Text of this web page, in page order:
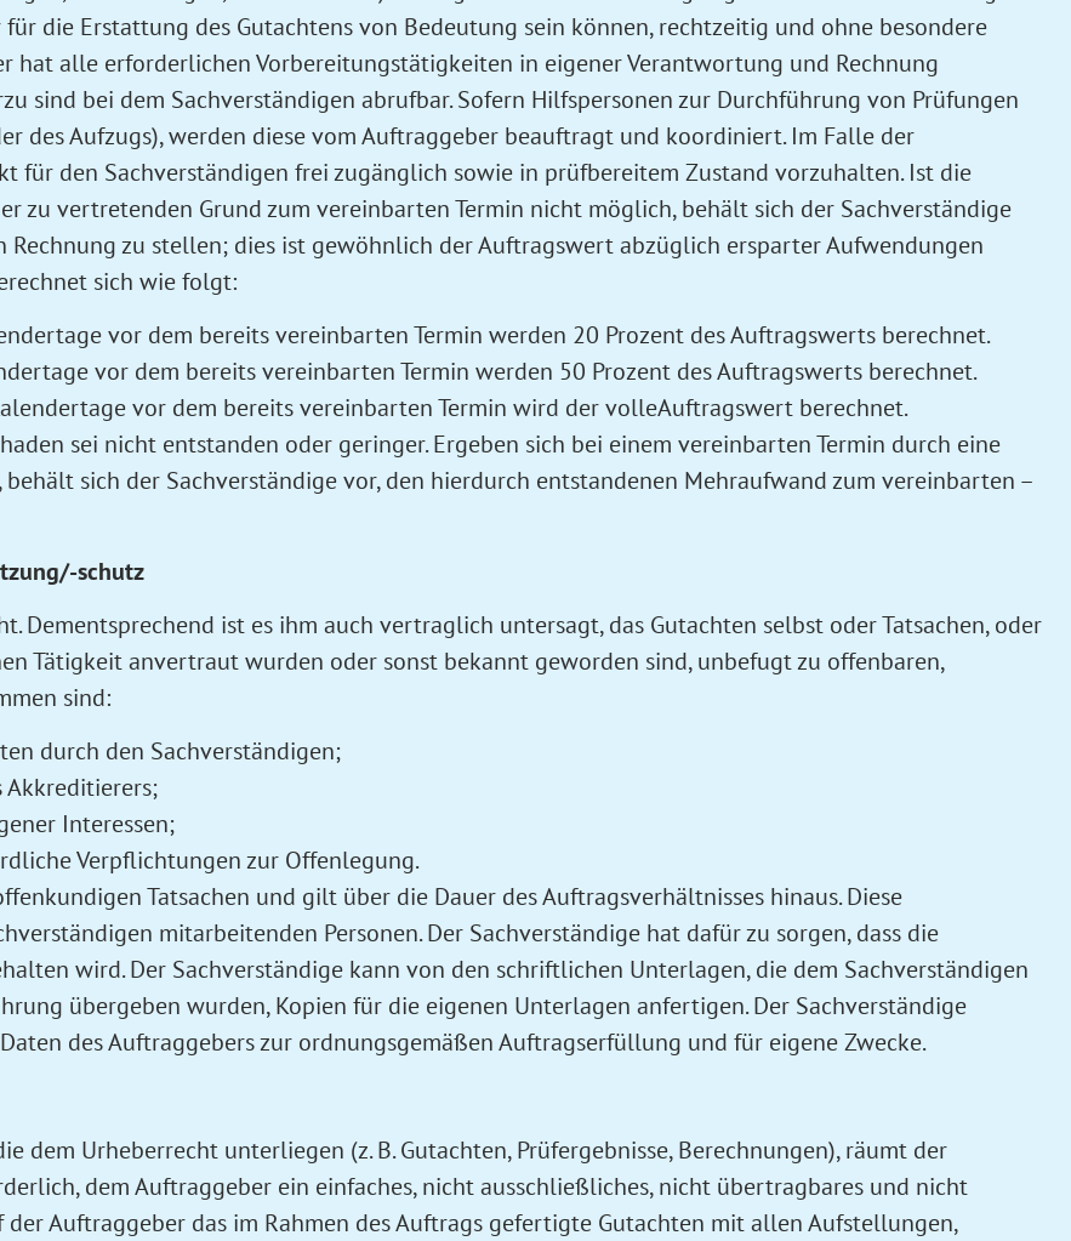
die Erstattung des Gutachtens von Bedeutung sein können, rechtzeitig und ohne besondere
hat alle erforderlichen Vorbereitungstätigkeiten in eigener Verantwortung und Rechnung
sind bei dem Sachverständigen abrufbar. Sofern Hilfspersonen zur Durchführung von Prüfungen
des Aufzugs), werden diese vom Auftraggeber beauftragt und koordiniert. Im Falle der
für den Sachverständigen frei zugänglich sowie in prüfbereitem Zustand vorzuhalten. Ist die
zu vertretenden Grund zum vereinbarten Termin nicht möglich, behält sich der Sachverständige
Rechnung zu stellen; dies ist gewöhnlich der Auftragswert abzüglich ersparter Aufwendungen
sich wie folgt:
vor dem bereits vereinbarten Termin werden 20 Prozent des Auftragswerts berechnet.
vor dem bereits vereinbarten Termin werden 50 Prozent des Auftragswerts berechnet.
vor dem bereits vereinbarten Termin wird der volleAuftragswert berechnet.
sei nicht entstanden oder geringer. Ergeben sich bei einem vereinbarten Termin durch eine
sich der Sachverständige vor, den hierdurch entstandenen Mehraufwand zum vereinbarten –
schutz
Dementsprechend ist es ihm auch vertraglich untersagt, das Gutachten selbst oder Tatsachen, oder
Tätigkeit anvertraut wurden oder sonst bekannt geworden sind, unbefugt zu offenbaren,
sind:
durch den Sachverständigen;
Interessen;
Verpflichtungen zur Offenlegung.
Tatsachen und gilt über die Dauer des Auftragsverhältnisses hinaus. Diese
mitarbeitenden Personen. Der Sachverständige hat dafür zu sorgen, dass die
wird. Der Sachverständige kann von den schriftlichen Unterlagen, die dem Sachverständigen
übergeben wurden, Kopien für die eigenen Unterlagen anfertigen. Der Sachverständige
des Auftraggebers zur ordnungsgemäßen Auftragserfüllung und für eigene Zwecke.
dem Urheberrecht unterliegen (z. B. Gutachten, Prüfergebnisse, Berechnungen), räumt der
dem Auftraggeber ein einfaches, nicht ausschließliches, nicht übertragbares und nicht
Auftraggeber das im Rahmen des Auftrags gefertigte Gutachten mit allen Aufstellungen,